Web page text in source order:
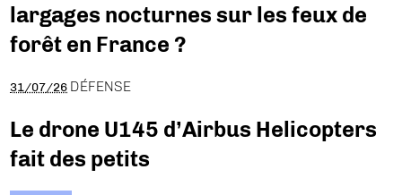
largages nocturnes sur les feux de
forêt en France ?
31/07/26 DÉFENSE
Le drone U145 d’Airbus Helicopters
fait des petits